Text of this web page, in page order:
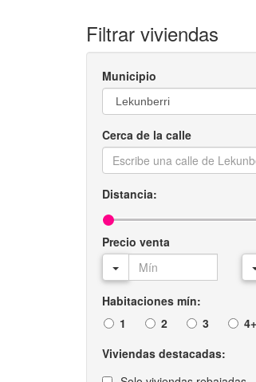
Filtrar viviendas
Municipio
Cerca de la calle
Distancia:
Precio venta
Habitaciones mín:
1
2 3 4+
Viviendas destacadas: